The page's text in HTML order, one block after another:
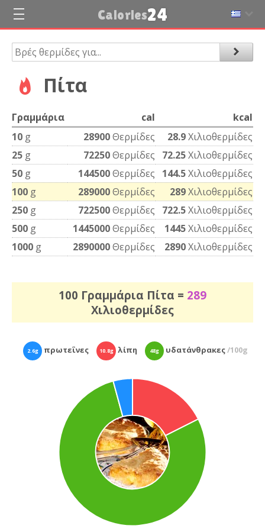
Calories24
Πίτα
Γραμμάρια cal
kcal
10 g 28900Θερμίδες 28.9Χιλιοθερμίδες
25 g 72250Θερμίδες 72.25Χιλιοθερμίδες
50 g 144500Θερμίδες 144.5Χιλιοθερμίδες
100 g 289000Θερμίδες 289Χιλιοθερμίδες
250 g 722500Θερμίδες 722.5Χιλιοθερμίδες
500 g 1445000Θερμίδες 1445Χιλιοθερμίδες
1000 g 2890000Θερμίδες 2890Χιλιοθερμίδες
100 Γραμμάρια Πίτα = 289
Χιλιοθερμίδες
2.6g πρωτεΐνες 10.8g λίπη 48g υδατάνθρακες/100g